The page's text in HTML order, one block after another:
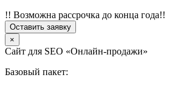
!! Возможна рассрочка до конца года!!
Оставить заявку
×
Сайт для SEO «Онлайн-продажи»
Базовый пакет: